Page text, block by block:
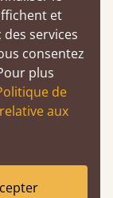
manque
je faire ?
boulons,
Pour une
nous vous
le
et
services
consentez
plus
de
aux